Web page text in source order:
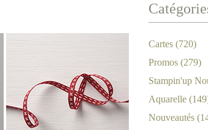
Cartes (720)
Promos (279)
Stampin'up
Aquarelle
Nouveautés